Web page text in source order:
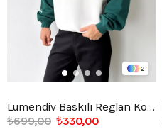
2
Lumendiv Baskılı Reglan Kol Sweatshirt
₺330,00
₺699,00